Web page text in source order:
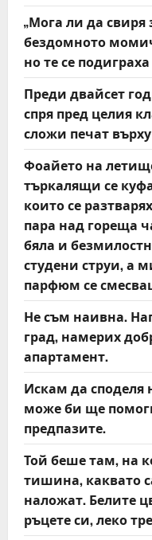
„Мога ли да свиря
бездомното
но те се подиграха
Преди двайсет
спря пред целия
сложи печат
Фоайето на
търкалящи се
които се
пара над гореща
бяла и
студени струи, а
парфюм се
Не съм наивна.
град, намерих
апартамент.
Искам да
може би ще
предпазите.
Той беше там, на
тишина, каквато
наложат. Белите
ръцете си, леко